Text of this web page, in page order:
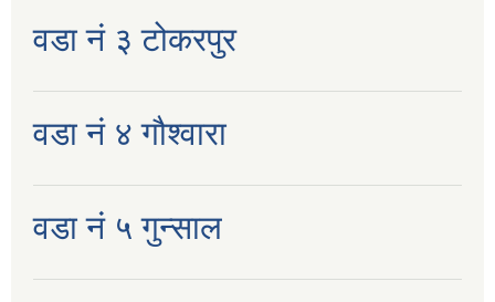
वडा नं ३ टोकरपुर
वडा नं ४ गौश्वारा
वडा नं ५ गुन्साल